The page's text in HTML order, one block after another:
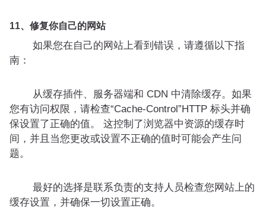
11、修复你自己的网站
如果您在自己的网站上看到错误，请遵循以下指
南：
从缓存插件、服务器端和 CDN 中清除缓存。如果
您有访问权限，请检查“Cache-Control”HTTP 标头并确
保设置了正确的值。 这控制了浏览器中资源的缓存时
间，并且当您更改或设置不正确的值时可能会产生问
题。
最好的选择是联系负责的支持人员检查您网站上的
缓存设置，并确保一切设置正确。